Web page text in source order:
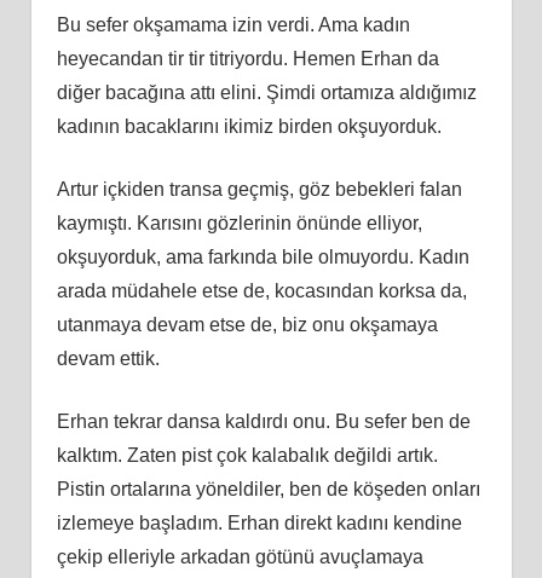
Bu sefer okşamama izin verdi. Ama kadın
heyecandan tir tir titriyordu. Hemen Erhan da
diğer bacağına attı elini. Şimdi ortamıza aldığımız
kadının bacaklarını ikimiz birden okşuyorduk.
Artur içkiden transa geçmiş, göz bebekleri falan
kaymıştı. Karısını gözlerinin önünde elliyor,
okşuyorduk, ama farkında bile olmuyordu. Kadın
arada müdahele etse de, kocasından korksa da,
utanmaya devam etse de, biz onu okşamaya
devam ettik.
Erhan tekrar dansa kaldırdı onu. Bu sefer ben de
kalktım. Zaten pist çok kalabalık değildi artık.
Pistin ortalarına yöneldiler, ben de köşeden onları
izlemeye başladım. Erhan direkt kadını kendine
çekip elleriyle arkadan götünü avuçlamaya